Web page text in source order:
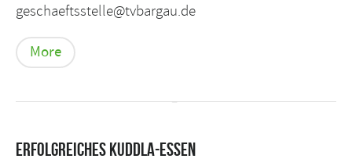
geschaeftsstelle@tvbargau.de
More
Erfolgreiches Kuddla-Essen